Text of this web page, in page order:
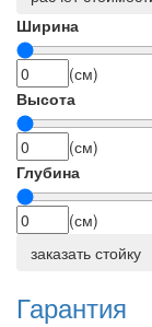
Ширина
(см)
Высота
(см)
Глубина
(см)
заказать стойку
Гарантия